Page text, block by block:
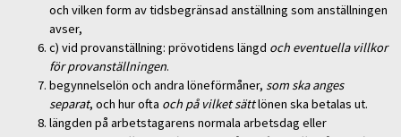
och vilken form av tidsbegränsad anställning som anställningen
avser,
c) vid provanställning: prövotidens längd och eventuella villkor
för provanställningen.
begynnelselön och andra löneförmåner, som ska anges
separat, och hur ofta och på vilket sättlönen ska betalas ut.
längden på arbetstagarens normala arbetsdag eller